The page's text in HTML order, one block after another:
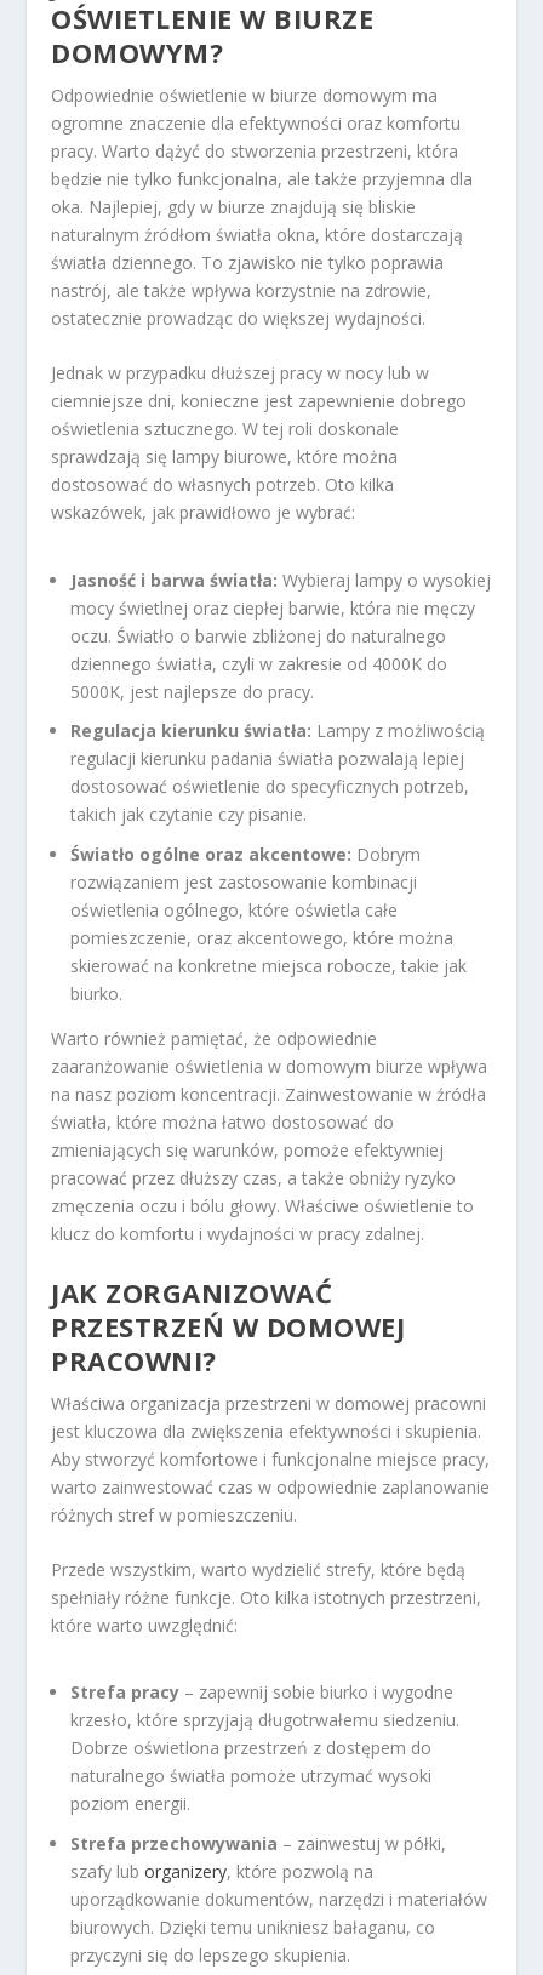
OŚWIETLENIE W BIURZE
DOMOWYM?
Odpowiednie oświetlenie w biurze domowym ma
ogromne znaczenie dla efektywności oraz komfortu
pracy. Warto dążyć do stworzenia przestrzeni, która
będzie nie tylko funkcjonalna, ale także przyjemna dla
oka. Najlepiej, gdy w biurze znajdują się bliskie
naturalnym źródłom światła okna, które dostarczają
światła dziennego. To zjawisko nie tylko poprawia
nastrój, ale także wpływa korzystnie na zdrowie,
ostatecznie prowadząc do większej wydajności.
Jednak w przypadku dłuższej pracy w nocy lub w
ciemniejsze dni, konieczne jest zapewnienie dobrego
oświetlenia sztucznego. W tej roli doskonale
sprawdzają się lampy biurowe, które można
dostosować do własnych potrzeb. Oto kilka
wskazówek, jak prawidłowo je wybrać:
Jasność i barwa światła: Wybieraj lampy o wysokiej
mocy świetlnej oraz ciepłej barwie, która nie męczy
oczu. Światło o barwie zbliżonej do naturalnego
dziennego światła, czyli w zakresie od 4000K do
5000K, jest najlepsze do pracy.
Regulacja kierunku światła: Lampy z możliwością
regulacji kierunku padania światła pozwalają lepiej
dostosować oświetlenie do specyficznych potrzeb,
takich jak czytanie czy pisanie.
Światło ogólne oraz akcentowe: Dobrym
rozwiązaniem jest zastosowanie kombinacji
oświetlenia ogólnego, które oświetla całe
pomieszczenie, oraz akcentowego, które można
skierować na konkretne miejsca robocze, takie jak
biurko.
Warto również pamiętać, że odpowiednie
zaaranżowanie oświetlenia w domowym biurze wpływa
na nasz poziom koncentracji. Zainwestowanie w źródła
światła, które można łatwo dostosować do
zmieniających się warunków, pomoże efektywniej
pracować przez dłuższy czas, a także obniży ryzyko
zmęczenia oczu i bólu głowy. Właściwe oświetlenie to
klucz do komfortu i wydajności w pracy zdalnej.
JAK ZORGANIZOWAĆ
PRZESTRZEŃ W DOMOWEJ
PRACOWNI?
Właściwa organizacja przestrzeni w domowej pracowni
jest kluczowa dla zwiększenia efektywności i skupienia.
Aby stworzyć komfortowe i funkcjonalne miejsce pracy,
warto zainwestować czas w odpowiednie zaplanowanie
różnych stref w pomieszczeniu.
Przede wszystkim, warto wydzielić strefy, które będą
spełniały różne funkcje. Oto kilka istotnych przestrzeni,
które warto uwzględnić:
Strefa pracy – zapewnij sobie biurko i wygodne
krzesło, które sprzyjają długotrwałemu siedzeniu.
Dobrze oświetlona przestrzeń z dostępem do
naturalnego światła pomoże utrzymać wysoki
poziom energii.
Strefa przechowywania – zainwestuj w półki,
szafy luborganizery, które pozwolą na
uporządkowanie dokumentów, narzędzi i materiałów
biurowych. Dzięki temu unikniesz bałaganu, co
przyczyni się do lepszego skupienia.